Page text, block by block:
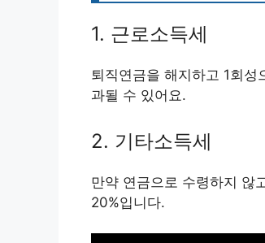
1. 근로소득세
퇴직연금을 해지하고 1회
과될 수 있어요.
2. 기타소득세
만약 연금으로 수령하지 않
20%입니다.